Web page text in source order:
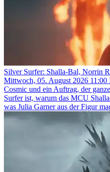
Silver Surfer: Shalla-Bal, Norrin
Mittwoch, 05. August 2026 11:00
Cosmic und ein Auftrag, der
Surfer ist, warum das MCU
was Julia Garner aus der Figur